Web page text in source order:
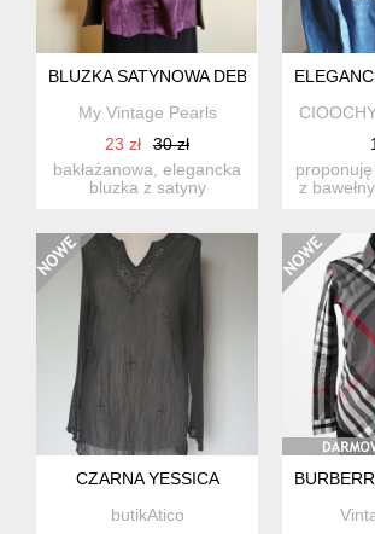
BLUZKA SATYNOWA DEBENHAMS
My Vintage Pearls
23 zł
30 zł
bakłażanowa, elegancka
bluzka z satyny
z
CZARNA YESSICA
butikAtico